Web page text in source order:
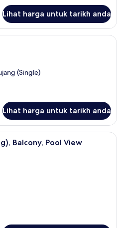
Lihat harga untuk tarikh anda
(Single)
Lihat harga untuk tarikh anda
Balcony, Pool View